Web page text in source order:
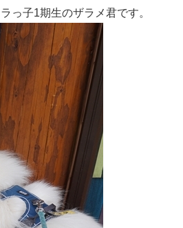
っ子1期生のザラメ君です。